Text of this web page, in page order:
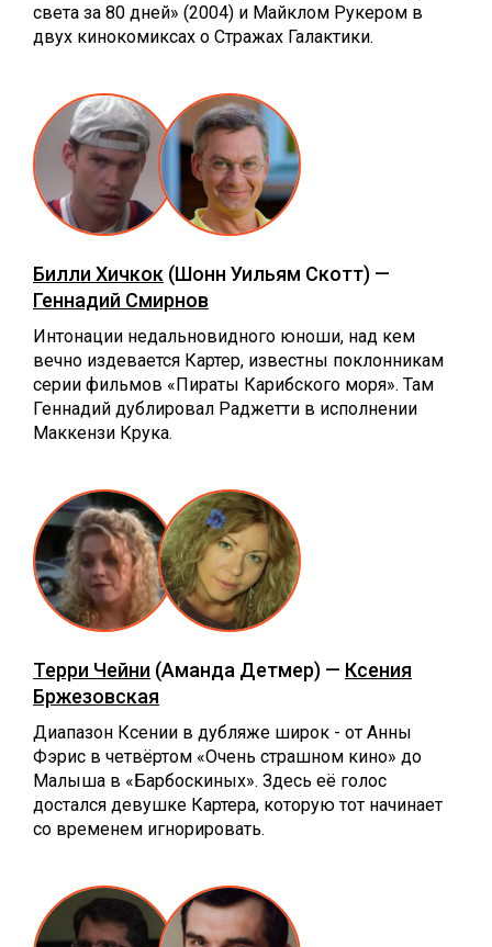
света за 80 дней» (2004) и Майклом Рукером в
двух кинокомиксах о Стражах Галактики.
Билли Хичкок (Шонн Уильям Скотт) —
Геннадий Смирнов
Интонации недальновидного юноши, над кем
вечно издевается Картер, известны поклонникам
серии фильмов «Пираты Карибского моря». Там
Геннадий дублировал Раджетти в исполнении
Маккензи Крука.
Терри Чейни (Аманда Детмер) — Ксения
Бржезовская
Диапазон Ксении в дубляже широк - от Анны
Фэрис в четвёртом «Очень страшном кино» до
Малыша в «Барбоскиных». Здесь её голос
достался девушке Картера, которую тот начинает
со временем игнорировать.